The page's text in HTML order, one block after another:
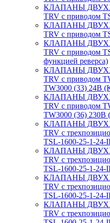
КЛАПАНЫ
TRV с приводом
КЛАПАНЫ
TRV с приводом
КЛАПАНЫ
TRV с приводом
функцией реверса)
КЛАПАНЫ
TRV с приводом
TW3000 (33) 24В
КЛАПАНЫ
TRV с приводом
TW3000 (36) 230В
КЛАПАНЫ
TRV с
TSL-1600-25-1-24-
КЛАПАНЫ
TRV с
TSL-1600-25-1-24-
КЛАПАНЫ
TRV с
TSL-1600-25-1-24-
КЛАПАНЫ
TRV с